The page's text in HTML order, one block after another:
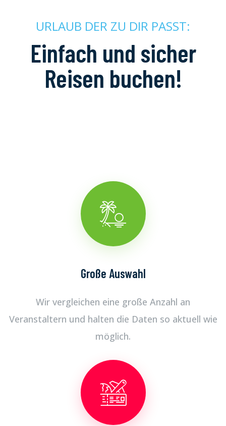
URLAUB DER ZU DIR PASST:
Einfach und sicher
Reisen buchen!
Große Auswahl
Wir vergleichen eine große Anzahl an
Veranstaltern und halten die Daten so aktuell wie
möglich.